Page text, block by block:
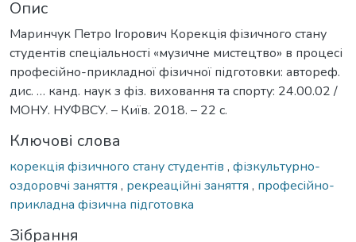
Опис
Маринчук Петро Ігорович Корекція фізичного стану
студентів спеціальності «музичне мистецтво» в процесі
професійно-прикладної фізичної підготовки: автореф.
дис. … канд. наук з фіз. виховання та спорту: 24.00.02 /
МОНУ. НУФВСУ. – Київ. 2018. – 22 с.
Ключові слова
корекція фізичного стану студентів , фізкультурно-
оздоровчі заняття , рекреаційні заняття , професійно-
прикладна фізична підготовка
Зібрання